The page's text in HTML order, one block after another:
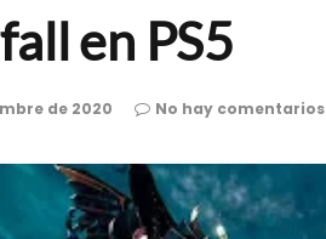
en PS5
de 2020 No hay comentarios